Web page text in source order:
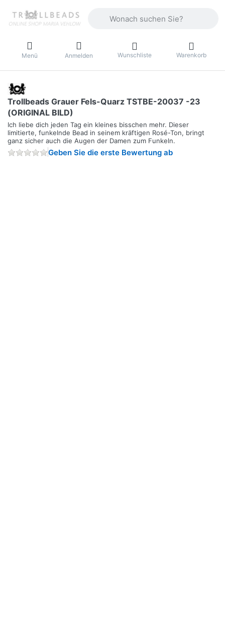
Menü Anmelden Wunschliste Warenkorb
Trollbeads Grauer Fels-Quarz TSTBE-20037 -23
(ORIGINAL BILD)
Ich liebe dich jeden Tag ein kleines bisschen mehr. Dieser
limitierte, funkelnde Bead in seinem kräftigen Rosé-Ton, bringt
ganz sicher auch die Augen der Damen zum Funkeln.
Geben Sie die erste Bewertung ab